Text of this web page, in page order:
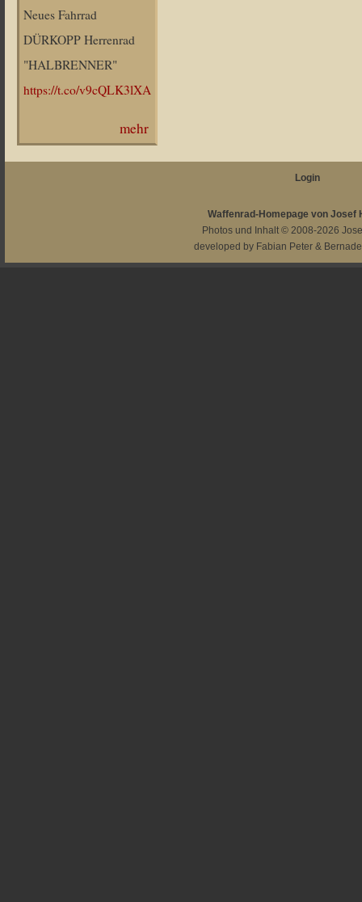
Neues Fahrrad
DÜRKOPP Herrenrad
"HALBRENNER"
https://t.co/v9cQLK3lXA
mehr
Login
Waffenrad-Homepage von Josef
Photos und Inhalt © 2008-2026
developed by Fabian Peter &